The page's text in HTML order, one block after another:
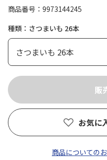
商品番号
9973144245
種類：さつまいも 26本
お気に
商品についての